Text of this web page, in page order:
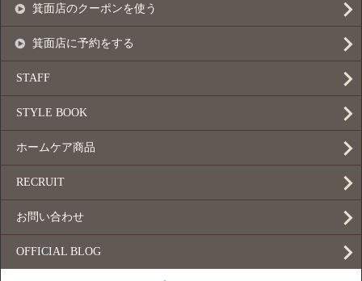
箕面店のクーポンを使う
箕面店に予約をする
STAFF
STYLE BOOK
ホームケア商品
RECRUIT
お問い合わせ
OFFICIAL BLOG